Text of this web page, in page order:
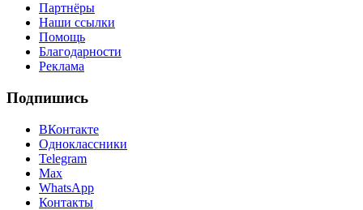
Партнёры
Наши ссылки
Помощь
Благодарности
Реклама
Подпишись
ВКонтакте
Одноклассники
Telegram
Max
WhatsApp
Контакты